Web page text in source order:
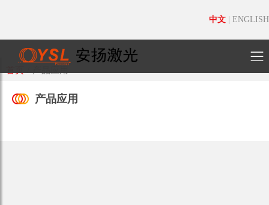
中文 ENGLISH
产品应用